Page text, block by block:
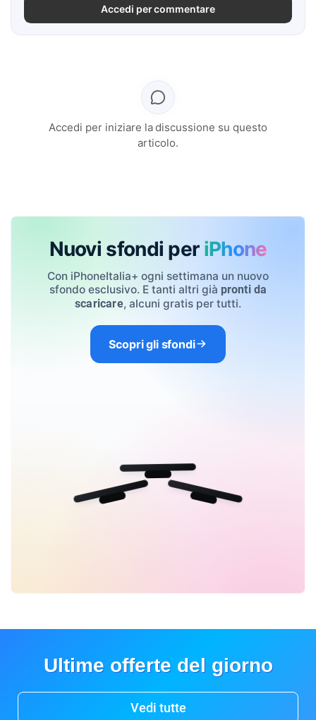
Accedi per commentare
Accedi per iniziare la discussione su questo
articolo.
Nuovi sfondi per iPhone
Con iPhoneItalia+ ogni settimana un nuovo
sfondo esclusivo. E tanti altri già pronti da
scaricare, alcuni gratis per tutti.
Scopri gli sfondi
Ultime offerte del giorno
Vedi tutte